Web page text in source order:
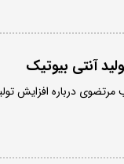
آنتی بیوتیک
درباره افزایش